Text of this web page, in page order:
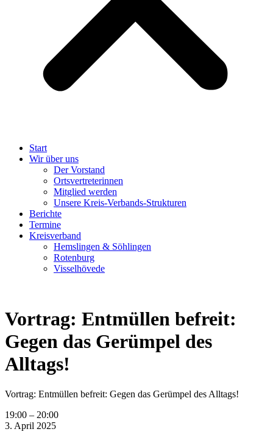
Start
Wir über uns
Der Vorstand
Ortsvertreterinnen
Mitglied werden
Unsere Kreis-Verbands-Strukturen
Berichte
Termine
Kreisverband
Hemslingen & Söhlingen
Rotenburg
Visselhövede
Vortrag: Entmüllen befreit:
Gegen das Gerümpel des
Alltags!
Vortrag: Entmüllen befreit: Gegen das Gerümpel des Alltags!
19:00 – 20:00
3. April 2025